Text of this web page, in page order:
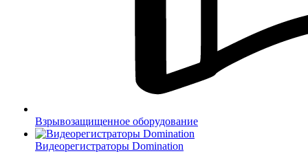
Взрывозащищенное оборудование
Видеорегистраторы Domination